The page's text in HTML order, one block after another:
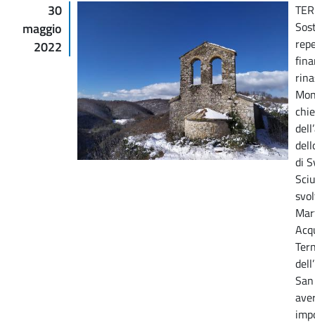
30
maggio
2022
di